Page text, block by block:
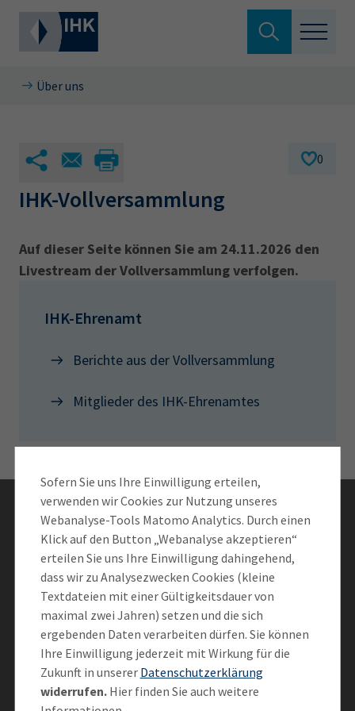
Aus- & Fortbildung
Berufszugang
Service & Anträge
Über uns
Presse
EN
IHK Akademie
Magazin Log-in
Suche verlassen
Suchen
Hier können Sie auch aus den meistgesuchten
AdA
34d
Prüfungstermine
34i
Betriebswirt Prüfbericht
Sofern Sie uns Ihre Einwilligung erteilen,
verwenden wir Cookies zur Nutzung unseres
Webanalyse-Tools Matomo Analytics. Durch einen
Klick auf den Button „Webanalyse akzeptieren“
erteilen Sie uns Ihre Einwilligung dahingehend,
dass wir zu Analysezwecken Cookies (kleine
Textdateien mit einer Gültigkeitsdauer von
maximal zwei Jahren) setzen und die sich
ergebenden Daten verarbeiten dürfen. Sie können
Ihre Einwilligung jederzeit mit Wirkung für die
Zukunft in unserer Datenschutzerklärung
widerrufen.Hier finden Sie auch weitere
Über uns
0
IHK-Vollversammlung
Auf dieser Seite können Sie am 24.11.2026 den
Livestream der Vollversammlung verfolgen.
IHK-Ehrenamt
Berichte aus der Vollversammlung
Mitglieder des IHK-Ehrenamtes
Bleiben Sie informiert
Newsletter abonnieren
Vernetzen Sie sich mit der IHK